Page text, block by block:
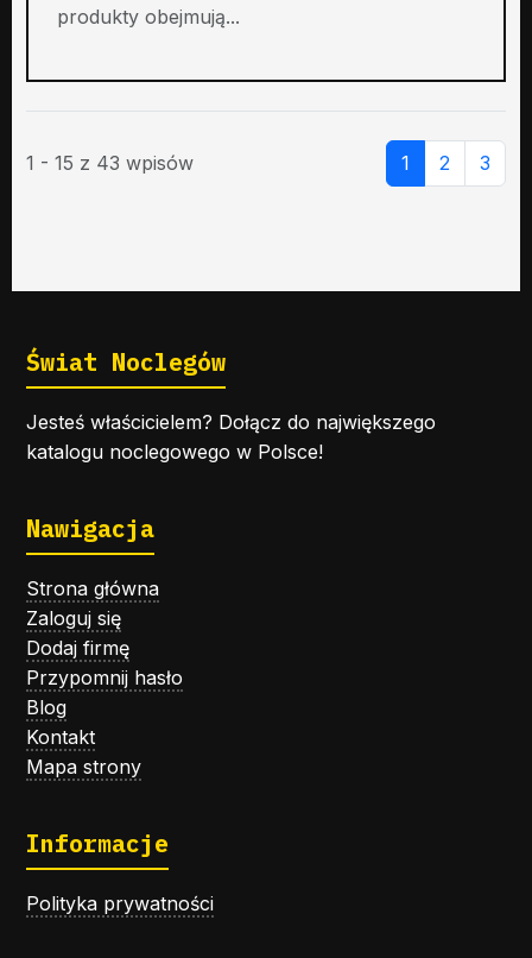
produkty obejmują...
1 - 15 z 43 wpisów 1 2 3
Świat Noclegów
Jesteś właścicielem? Dołącz do największego
katalogu noclegowego w Polsce!
Nawigacja
Strona główna
Zaloguj się
Dodaj firmę
Przypomnij hasło
Blog
Kontakt
Mapa strony
Informacje
Polityka prywatności